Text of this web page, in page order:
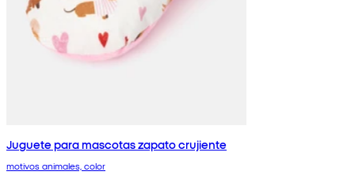
Juguete para mascotas zapato crujiente
motivos animales, color